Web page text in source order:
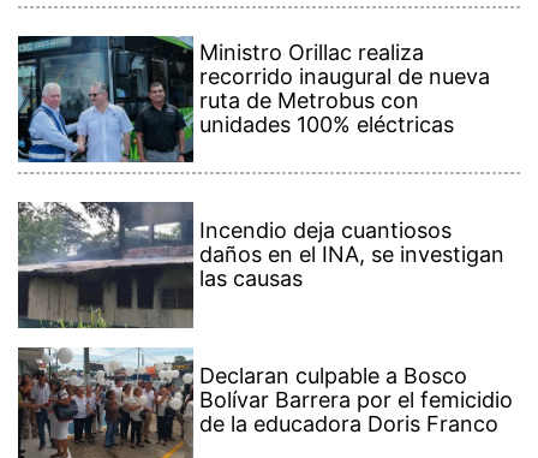
Ministro Orillac realiza
recorrido inaugural de nueva
ruta de Metrobus con
unidades 100% eléctricas
Incendio deja cuantiosos
daños en el INA, se investigan
las causas
Declaran culpable a Bosco
Bolívar Barrera por el femicidio
de la educadora Doris Franco